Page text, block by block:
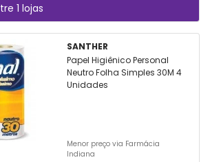
1 lojas
SANTHER
Papel Higiênico Personal
Neutro Folha Simples 30M 4
Unidades
Menor preço via Farmácia
Indiana